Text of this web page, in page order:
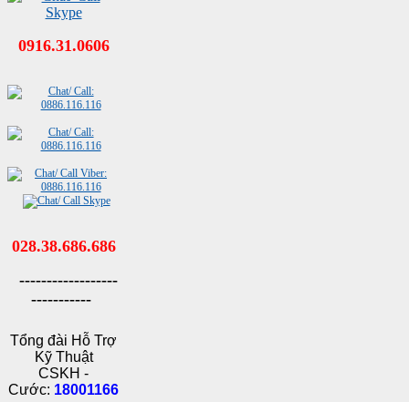
0916.31.0606
028.38.686.686
------------------
-----------
Tổng đài Hỗ Trợ
Kỹ Thuật
CSKH -
Cước: 18001166